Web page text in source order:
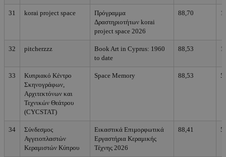
31 korai project space
Πρόγραμμα
Δραστηριοτήτων korai
project space 2026
88,70
32 pitcherzzz
Book Art in Cyprus: 1960
to date
88,53
33
Κυπριακό Κέντρο
Σκηνογράφων,
Αρχιτεκτόνων και
Τεχνικών Θεάτρου
(CYCSTAT)
Space Memory 88,53
34
Σύνδεσμος
Αγγειοπλαστών
Κεραμιστών Κύπρου
Εικαστικά Επιμορφωτικά
Εργαστήρια Κεραμικής
Τέχνης 2026
88,41